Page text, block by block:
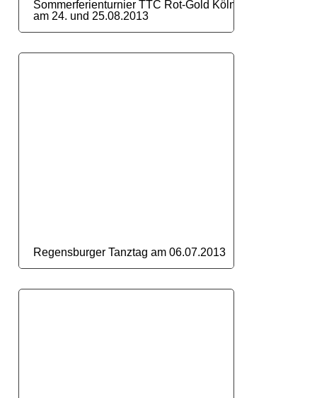
Sommerferienturnier TTC Rot-Gold Köln
am 24. und 25.08.2013
Regensburger Tanztag am 06.07.2013